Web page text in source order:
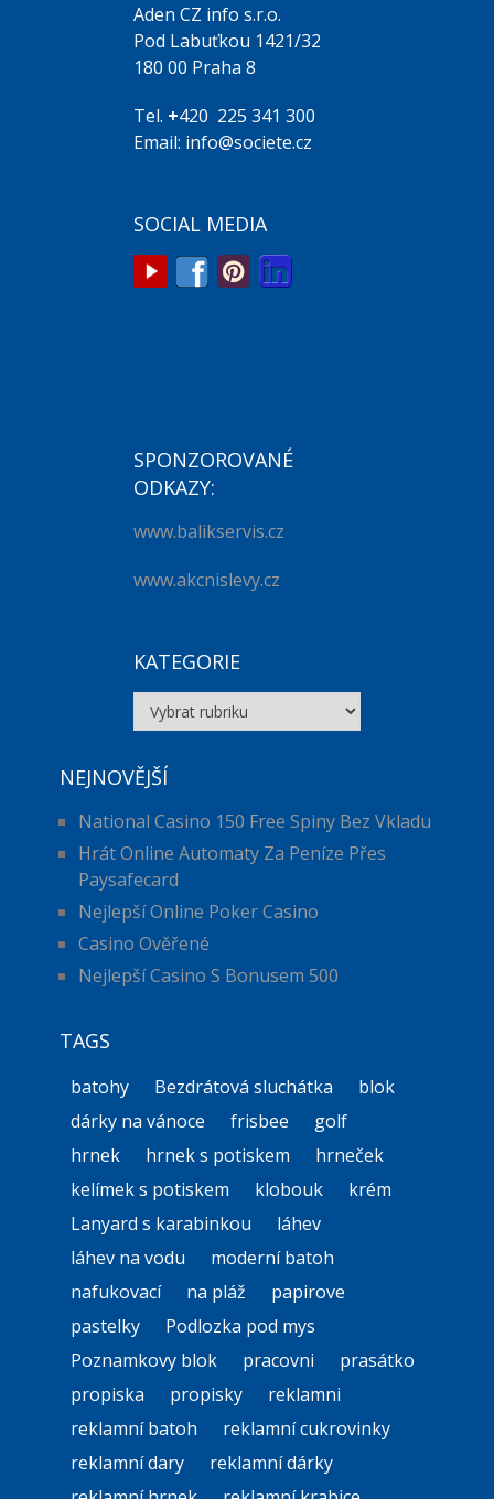
Aden CZ info s.r.o.
Pod Labuťkou 1421/32
180 00 Praha 8
Tel. +420 225 341 300
Email: info@societe.cz
SOCIAL MEDIA
SPONZOROVANÉ
ODKAZY:
www.balikservis.cz
www.akcnislevy.cz
KATEGORIE
Kategorie
NEJNOVĚJŠÍ
National Casino 150 Free Spiny Bez Vkladu
Hrát Online Automaty Za Peníze Přes
Paysafecard
Nejlepší Online Poker Casino
Casino Ověřené
Nejlepší Casino S Bonusem 500
TAGS
batohy Bezdrátová sluchátka
blok
dárky na vánoce
frisbee
golf
hrnek
hrnek s potiskem
hrneček
kelímek s potiskem
klobouk
krém
Lanyard s karabinkou
láhev
láhev na vodu
moderní batoh
nafukovací
na pláž
papirove
pastelky
Podlozka pod mys
Poznamkovy blok
pracovni
prasátko
propiska
propisky
reklamni
reklamní batoh
reklamní cukrovinky
reklamní dary
reklamní dárky